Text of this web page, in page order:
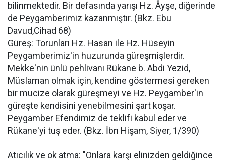
bilinmektedir. Bir defasında yarışı Hz. Âyşe, diğerinde
de Peygamberimiz kazanmıştır. (Bkz. Ebu
Davud,Cihad 68)
Güreş: Torunları Hz. Hasan ile Hz. Hüseyin
Peygamberimiz'in huzurunda güreşmişlerdir.
Mekke'nin ünlü pehlivanı Rükane b. Abdi Yezid,
Müslaman olmak için, kendine göstermesi gereken
bir mucize olarak güreşmeyi ve Hz. Peygamber'in
güreşte kendisini yenebilmesini şart koşar.
Peygamber Efendimiz de teklifi kabul eder ve
Rükane'yi tuş eder. (Bkz. İbn Hişam, Siyer, 1/390)
Atıcılık ve ok atma: "Onlara karşı elinizden geldiğince